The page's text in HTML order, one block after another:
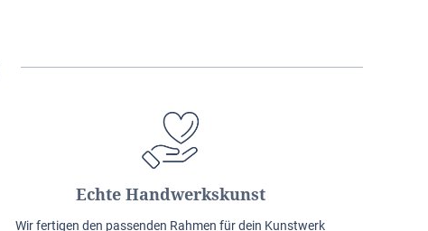
Echte Handwerkskunst
Wir fertigen den passenden Rahmen für dein Kunstwerk